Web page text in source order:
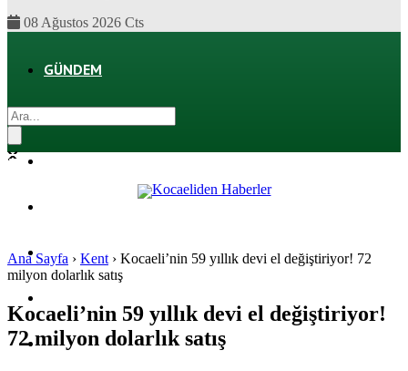
08 Ağustos 2026 Cts
GÜNDEM
SPOR
SAĞLIK
Ana Sayfa › Kent › Kocaeli’nin 59 yıllık devi el değiştiriyor! 72
milyon dolarlık satış
Kocaeli’nin 59 yıllık devi el değiştiriyor!
72 milyon dolarlık satış